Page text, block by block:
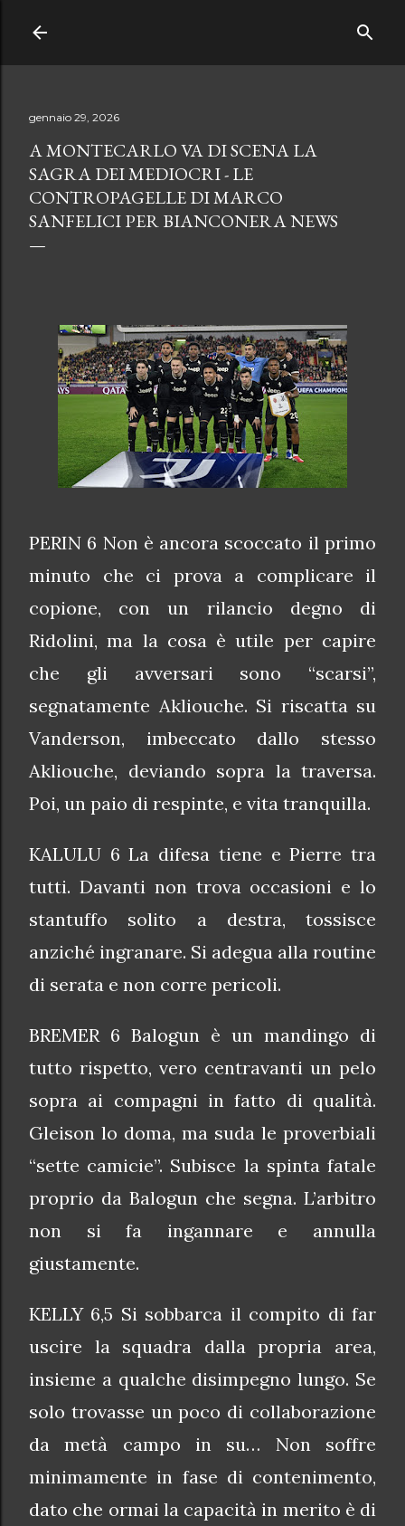
gennaio 29, 2026
A MONTECARLO VA DI SCENA LA
SAGRA DEI MEDIOCRI - LE
CONTROPAGELLE DI MARCO
SANFELICI PER BIANCONERA NEWS
PERIN 6 Non è ancora scoccato il primo
minuto che ci prova a complicare il
copione, con un rilancio degno di
Ridolini, ma la cosa è utile per capire
che gli avversari sono “scarsi”,
segnatamente Akliouche. Si riscatta su
Vanderson, imbeccato dallo stesso
Akliouche, deviando sopra la traversa.
Poi, un paio di respinte, e vita tranquilla.
KALULU 6 La difesa tiene e Pierre tra
tutti. Davanti non trova occasioni e lo
stantuffo solito a destra, tossisce
anziché ingranare. Si adegua alla routine
di serata e non corre pericoli.
BREMER 6 Balogun è un mandingo di
tutto rispetto, vero centravanti un pelo
sopra ai compagni in fatto di qualità.
Gleison lo doma, ma suda le proverbiali
“sette camicie”. Subisce la spinta fatale
proprio da Balogun che segna. L’arbitro
non si fa ingannare e annulla
giustamente.
KELLY 6,5 Si sobbarca il compito di far
uscire la squadra dalla propria area,
insieme a qualche disimpegno lungo. Se
solo trovasse un poco di collaborazione
da metà campo in su… Non soffre
minimamente in fase di contenimento,
dato che ormai la capacità in merito è di